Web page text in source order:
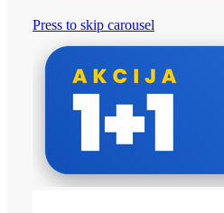
Press to skip carousel